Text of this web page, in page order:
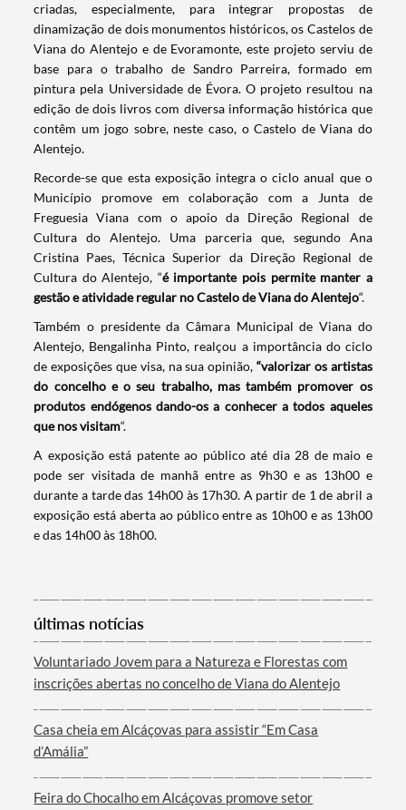
Termo de Pesquisa
Categorias gerais
Filtros
criadas, especialmente, para integrar propostas de
dinamização de dois monumentos históricos, os Castelos de
Viana do Alentejo e de Evoramonte, este projeto serviu de
base para o trabalho de Sandro Parreira, formado em
pintura pela Universidade de Évora. O projeto resultou na
edição de dois livros com diversa informação histórica que
contêm um jogo sobre, neste caso, o Castelo de Viana do
Alentejo.
Recorde-se que esta exposição integra o ciclo anual que o
Município promove em colaboração com a Junta de
Freguesia Viana com o apoio da Direção Regional de
Cultura do Alentejo. Uma parceria que, segundo Ana
Cristina Paes, Técnica Superior da Direção Regional de
Cultura do Alentejo, “é importante pois permite manter a
gestão e atividade regular no Castelo de Viana do Alentejo“.
Também o presidente da Câmara Municipal de Viana do
Alentejo, Bengalinha Pinto, realçou a importância do ciclo
de exposições que visa, na sua opinião, “valorizar os artistas
do concelho e o seu trabalho, mas também promover os
produtos endógenos dando-os a conhecer a todos aqueles
que nos visitam“.
A exposição está patente ao público até dia 28 de maio e
pode ser visitada de manhã entre as 9h30 e as 13h00 e
durante a tarde das 14h00 às 17h30. A partir de 1 de abril a
exposição está aberta ao público entre as 10h00 e as 13h00
e das 14h00 às 18h00.
últimas notícias
Voluntariado Jovem para a Natureza e Florestas com
inscrições abertas no concelho de Viana do Alentejo
Casa cheia em Alcáçovas para assistir “Em Casa
d’Amália”
Feira do Chocalho em Alcáçovas promove setor